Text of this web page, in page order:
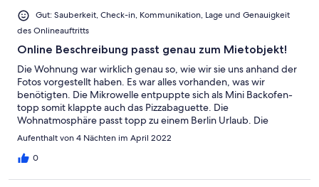
Gut: Sauberkeit, Check-in, Kommunikation, Lage und Genauigkeit
des Onlineauftritts
Online Beschreibung passt genau zum Mietobjekt!
Die Wohnung war wirklich genau so, wie wir sie uns anhand der
Fotos vorgestellt haben. Es war alles vorhanden, was wir
benötigten. Die Mikrowelle entpuppte sich als Mini Backofen-
topp somit klappte auch das Pizzabaguette. Die
Wohnatmosphäre passt topp zu einem Berlin Urlaub. Die
Komunikation lief super. Auf die Mails wurde immer zeitnah
geantwortet. Würden die Wohnung wieder mieten!
Aufenthalt von 4 Nächten im April 2022
0